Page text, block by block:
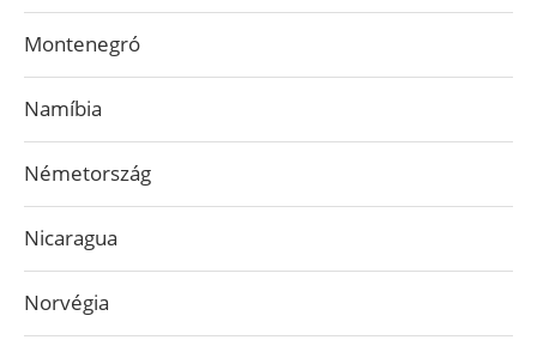
Montenegró
Namíbia
Németország
Nicaragua
Norvégia